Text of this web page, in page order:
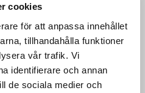
cookies
för att anpassa innehållet
tillhandahålla funktioner
vår trafik. Vi
identifierare och annan
de sociala medier och
begagnade bilar med
och dragkrok
aut & drag